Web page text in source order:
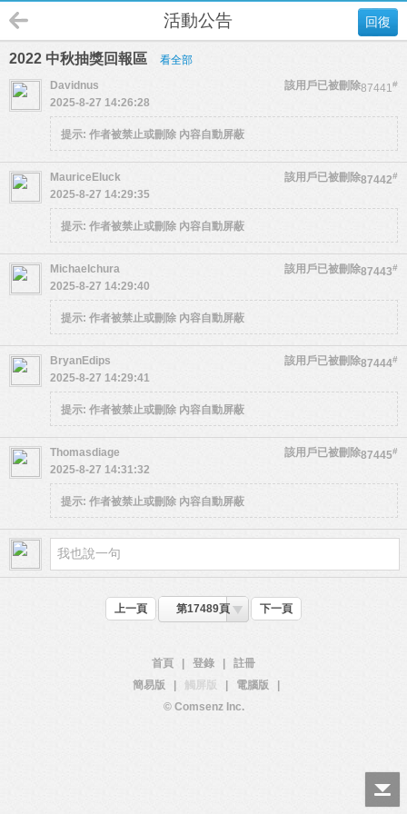
回復
活動公告
2022 中秋抽獎回報區 看全部
87441#
Davidnus
該用戶已被刪除
2025-8-27 14:26:28
提示: 作者被禁止或刪除 內容自動屏蔽
87442#
MauriceEluck
該用戶已被刪除
2025-8-27 14:29:35
提示: 作者被禁止或刪除 內容自動屏蔽
87443#
Michaelchura
該用戶已被刪除
2025-8-27 14:29:40
提示: 作者被禁止或刪除 內容自動屏蔽
87444#
BryanEdips
該用戶已被刪除
2025-8-27 14:29:41
提示: 作者被禁止或刪除 內容自動屏蔽
87445#
Thomasdiage
該用戶已被刪除
2025-8-27 14:31:32
提示: 作者被禁止或刪除 內容自動屏蔽
上一頁 第17489頁 下一頁
首頁 登錄
註冊
簡易版
觸屏版 電腦版
© Comsenz Inc.